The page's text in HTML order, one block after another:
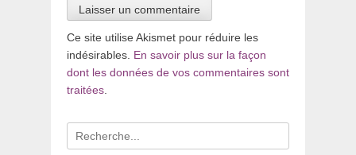
Ce site utilise Akismet pour réduire les
indésirables. En savoir plus sur la façon
dont les données de vos commentaires sont
traitées
Recherche
pour